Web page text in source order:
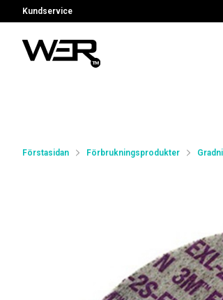
Kundservice
Förstasidan Förbrukningsprodukter